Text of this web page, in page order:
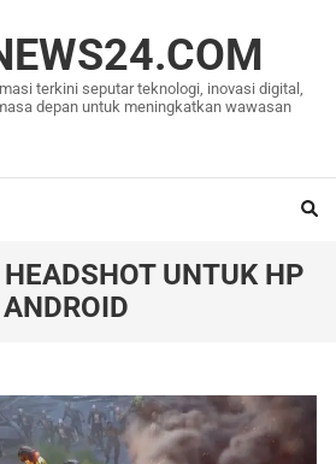
terkini seputar teknologi, inovasi digital,
depan untuk meningkatkan wawasan
UNTUK HP
ANDROID